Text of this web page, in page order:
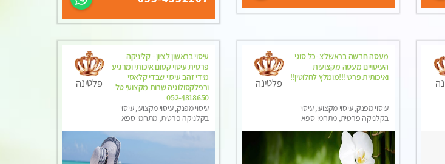
מעסה חדשה בראשלצ -כל סוגי
העיסויים מעסה מקצועית
ואיכותית פרטי!!!מומלץ לחלוטין!!
עיסוי מפנק, עיסוי מקצועי, עיסוי
בקלניקה פרטית, מתחמי ספא
פלטינה
עיסוי בראשון לציון - קליניקה
פרטית עיסוי קסום איכותי ומרגיע
מידי זהב עיסוי שבדי קלאסי
ורפלקסולוגיה שרות מקצועי טל-
052-4818650
עיסוי מפנק, עיסוי מקצועי, עיסוי
בקלניקה פרטית, מתחמי ספא
פלטינה